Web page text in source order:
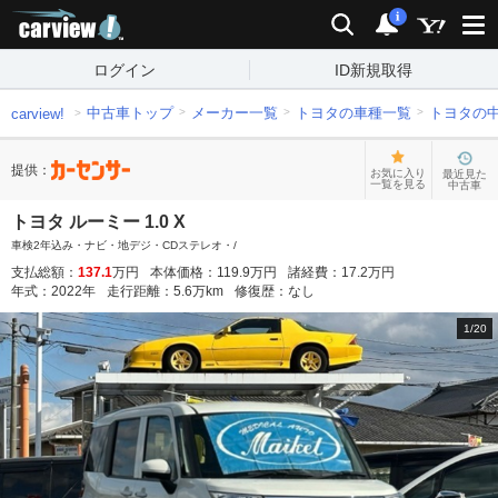
検索 通知
i
ログイン ID新規取得
carview! 中古車トップ メーカー一覧 トヨタの車種一覧 トヨタの
提供：
お気に入り
一覧を見る
最近見た
中古車
トヨタ ルーミー 1.0 X
車検2年込み・ナビ・地デジ・CDステレオ・/
支払総額： 137.1万円 本体価格： 119.9万円 諸経費： 17.2万円
年式： 2022年 走行距離： 5.6万km 修復歴： なし
1/20